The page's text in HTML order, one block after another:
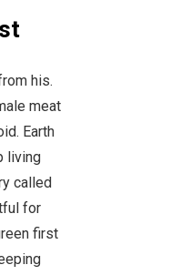
his.
meat
Earth
living
called
for
first